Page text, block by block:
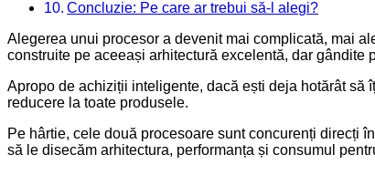
Concluzie: Pe care ar trebui să-l alegi?
Alegerea unui procesor a devenit mai complicată, mai
construite pe aceeași arhitectură excelentă, dar gândite
Apropo de achiziții inteligente, dacă ești deja hotărât să
reducere la toate produsele.
Pe hârtie, cele două procesoare sunt concurenți direcți
să le disecăm arhitectura, performanța și consumul